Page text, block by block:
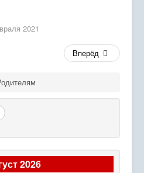
2021
Вперёд
2026